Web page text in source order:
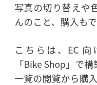
写真の切り替えや
んのこと、購入もで
こちらは、EC 向
「Bike Shop」で
一覧の閲覧から購